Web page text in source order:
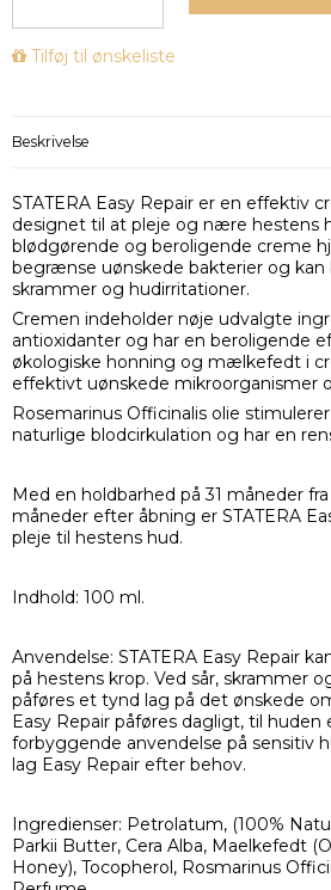
Tilføj til ønskeliste
Beskrivelse
STATERA Easy Repair er en effektiv
designet til at pleje og nære hestens
blødgørende og beroligende creme
begrænse uønskede bakterier og kan
skrammer og hudirritationer.
Cremen indeholder nøje udvalgte
antioxidanter og har en beroligende
økologiske honning og mælkefedt i
effektivt uønskede mikroorganismer
Rosemarinus Officinalis olie
naturlige blodcirkulation og har en
Med en holdbarhed på 31 måneder
måneder efter åbning er STATERA
pleje til hestens hud.
Indhold: 100 ml.
Anvendelse: STATERA Easy Repair
på hestens krop. Ved sår, skrammer
påføres et tynd lag på det ønskede
Easy Repair påføres dagligt, til huden
forbyggende anvendelse på sensitiv
lag Easy Repair efter behov.
Ingredienser: Petrolatum, (100%
Parkii Butter, Cera Alba, Maelkefedt
Honey), Tocopherol, Rosmarinus